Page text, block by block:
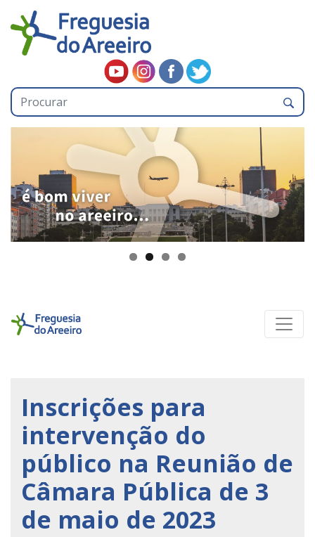
Inscrições para
intervenção do
público na Reunião de
Câmara Pública de 3
de maio de 2023